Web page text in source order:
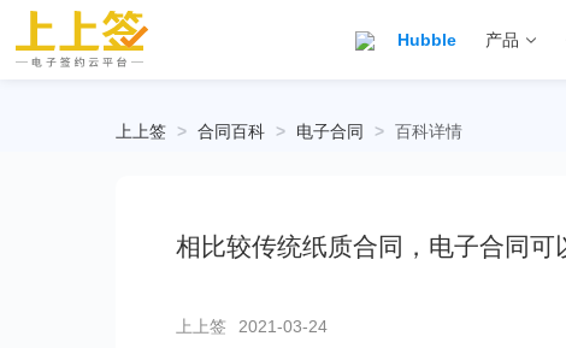
Hubble 产品
上上签 > 合同百科 > 电子合同 > 百科详情
相比较传统纸质合同，电子合同可
上上签 2021-03-24